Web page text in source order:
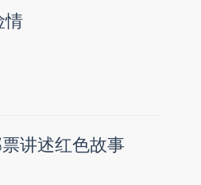
情
讲述红色故事